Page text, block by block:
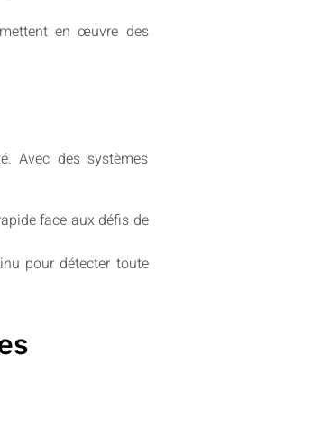
en œuvre des
Avec des systèmes
face aux défis de
pour détecter toute